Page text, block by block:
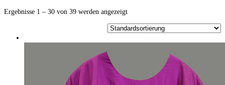
Ergebnisse 1 – 30 von 39 werden angezeigt